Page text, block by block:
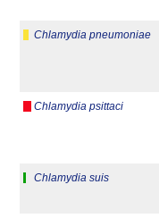
Chlamydia pneumoniae
Chlamydia psittaci
Chlamydia suis